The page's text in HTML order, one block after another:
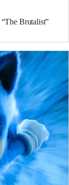
Brutalist”